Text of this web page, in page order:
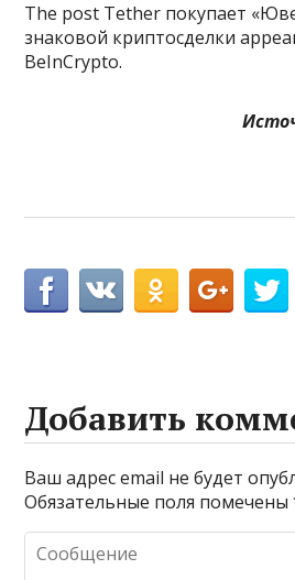
The post Tether покупает
знаковой криптосделки
BeInCrypto.
Добавить
Ваш адрес email не будет
Обязательные поля помечены